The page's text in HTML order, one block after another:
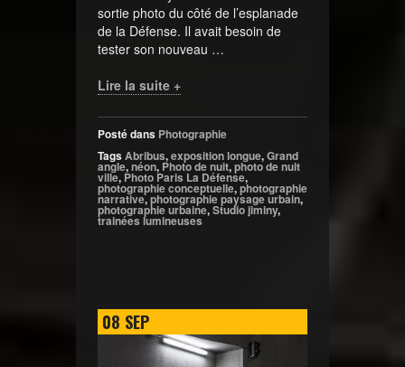
sortie photo du côté de l’esplanade
de la Défense. Il avait besoin de
tester son nouveau …
Lire la suite +
Posté dans Photographie
TagsAbribus,exposition longue,Grand
angle,néon, Photo de nuit,photo de nuit
ville, Photo Paris La Défense,
photographie conceptuelle,photographie
narrative,photographie paysage urbain,
photographie urbaine,Studio jiminy,
trainées lumineuses
08 SEP